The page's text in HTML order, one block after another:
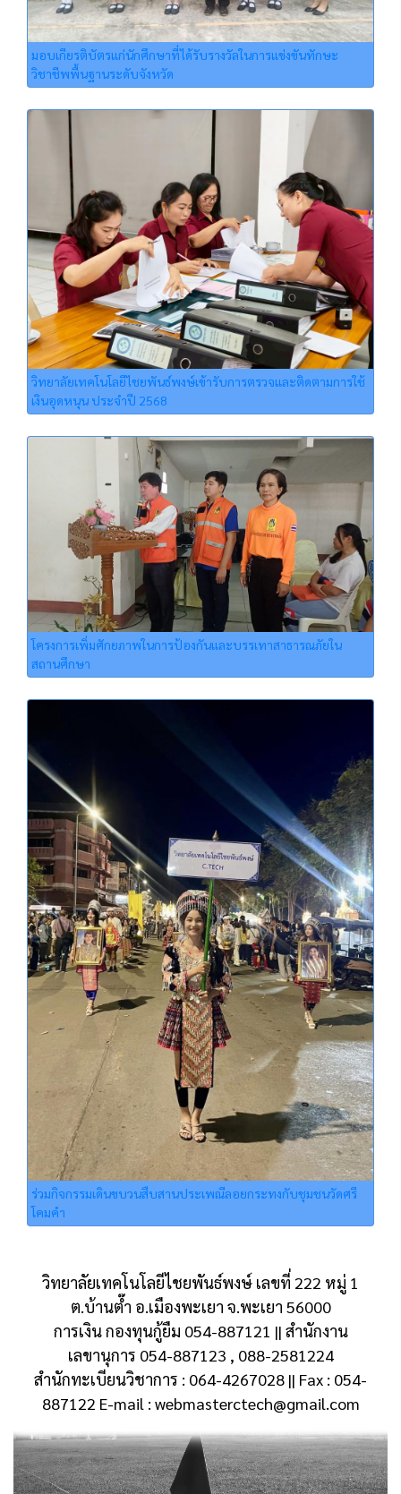
มอบเกียรติบัตรแก่นักศึกษาที่ได้รับรางวัลในการแข่งขันทักษะ
วิชาชีพพื้นฐานระดับจังหวัด
วิทยาลัยเทคโนโลยีไชยพันธ์พงษ์เข้ารับการตรวจและติดตามการใช้
เงินอุดหนุน ประจำปี 2568
โครงการเพิ่มศักยภาพในการป้องกันและบรรเทาสาธารณภัยใน
สถานศึกษา
ร่วมกิจกรรมเดินขบวนสืบสานประเพณีลอยกระทงกับชุมชนวัดศรี
โคมคำ
วิทยาลัยเทคโนโลยีไชยพันธ์พงษ์ เลขที่ 222 หมู่ 1
ต.บ้านต๊ำ อ.เมืองพะเยา จ.พะเยา 56000
การเงิน กองทุนกู้ยืม 054-887121 || สำนักงาน
เลขานุการ 054-887123 , 088-2581224
สำนักทะเบียนวิชาการ : 064-4267028 || Fax : 054-
887122 E-mail : webmasterctech@gmail.com